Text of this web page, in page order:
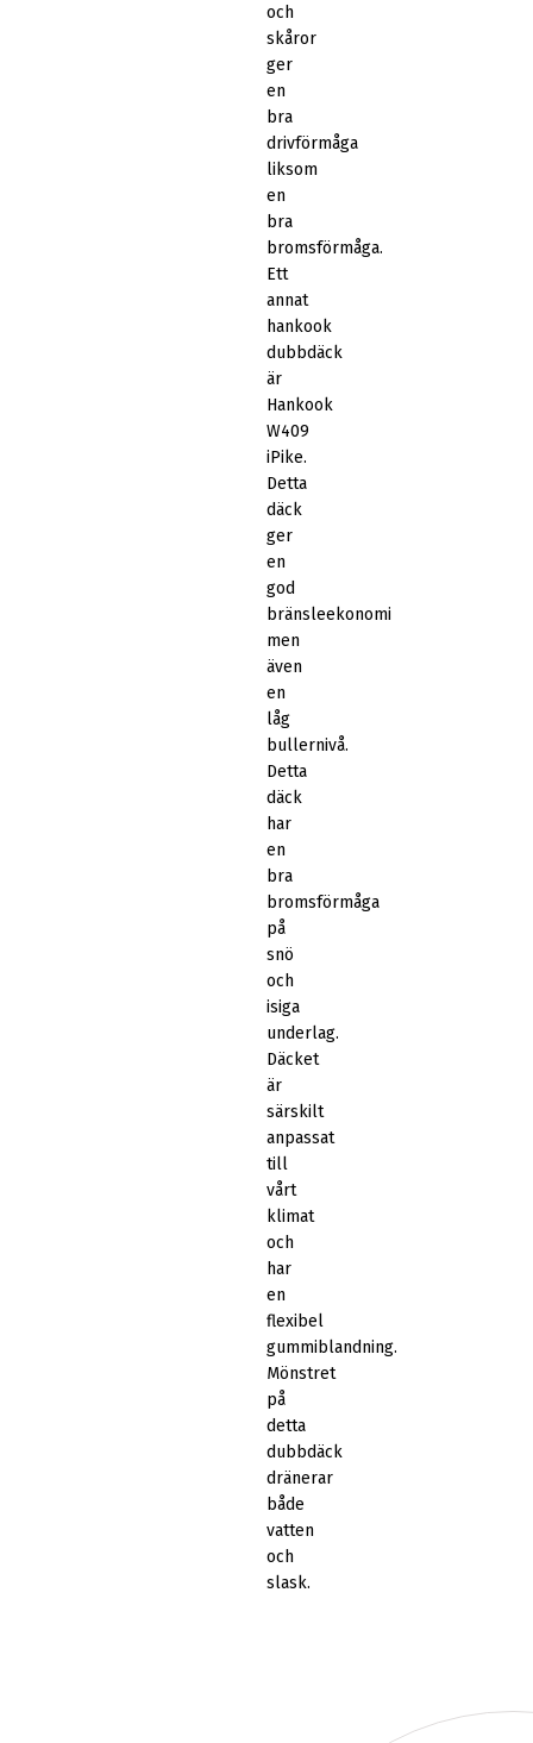
och
skåror
ger
en
bra
drivförmåga
liksom
en
bra
bromsförmåga.
Ett
annat
hankook
dubbdäck
är
Hankook
W409
iPike.
Detta
däck
ger
en
god
bränsleekonomi
men
även
en
låg
bullernivå.
Detta
däck
har
en
bra
bromsförmåga
på
snö
och
isiga
underlag.
Däcket
är
särskilt
anpassat
till
vårt
klimat
och
har
en
flexibel
gummiblandning.
Mönstret
på
detta
dubbdäck
dränerar
både
vatten
och
slask.